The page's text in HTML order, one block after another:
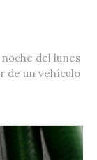
del lunes
de un vehículo